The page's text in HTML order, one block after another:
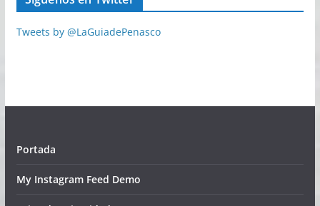
Tweets by @LaGuiadePenasco
Portada
My Instagram Feed Demo